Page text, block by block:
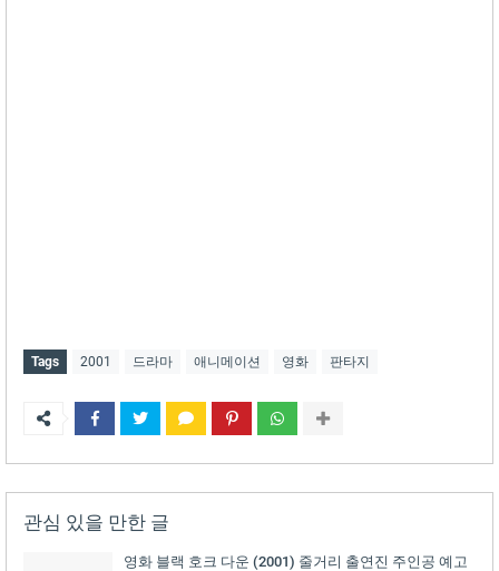
Tags 2001 드라마 애니메이션 영화 판타지
관심 있을 만한 글
영화 블랙 호크 다운 (2001) 줄거리 출연진 주인공 예고